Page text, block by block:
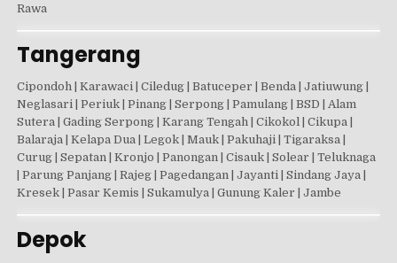
Rawa
Tangerang
Cipondoh | Karawaci | Ciledug | Batuceper | Benda | Jatiuwung |
Neglasari | Periuk | Pinang | Serpong | Pamulang | BSD | Alam
Sutera | Gading Serpong | Karang Tengah | Cikokol | Cikupa |
Balaraja | Kelapa Dua | Legok | Mauk | Pakuhaji | Tigaraksa |
Curug | Sepatan | Kronjo | Panongan | Cisauk | Solear | Teluknaga
| Parung Panjang | Rajeg | Pagedangan | Jayanti | Sindang Jaya |
Kresek | Pasar Kemis | Sukamulya | Gunung Kaler | Jambe
Depok